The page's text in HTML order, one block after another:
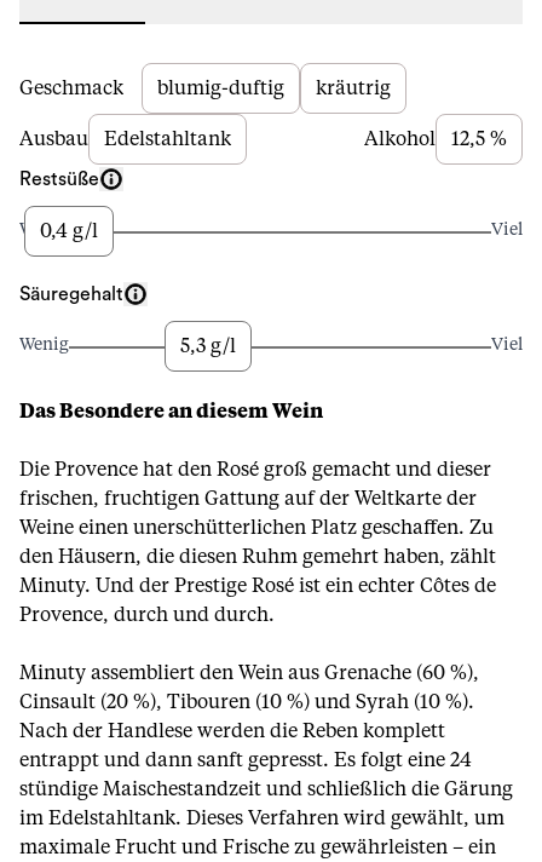
Beschreibung
Geschmack blumig-duftig kräutrig
Ausbau Edelstahltank Alkohol 12,5 %
Restsüße
Wenig
0,4 g/l Viel
Säuregehalt
Wenig 5,3 g/l Viel
Das Besondere an diesem Wein
Die Provence hat den Rosé groß gemacht und dieser
frischen, fruchtigen Gattung auf der Weltkarte der
Weine einen unerschütterlichen Platz geschaffen. Zu
den Häusern, die diesen Ruhm gemehrt haben, zählt
Minuty. Und der Prestige Rosé ist ein echter Côtes de
Provence, durch und durch.
Minuty assembliert den Wein aus Grenache (60 %),
Cinsault (20 %), Tibouren (10 %) und Syrah (10 %).
Nach der Handlese werden die Reben komplett
entrappt und dann sanft gepresst. Es folgt eine 24
stündige Maischestandzeit und schließlich die Gärung
im Edelstahltank. Dieses Verfahren wird gewählt, um
maximale Frucht und Frische zu gewährleisten – ein